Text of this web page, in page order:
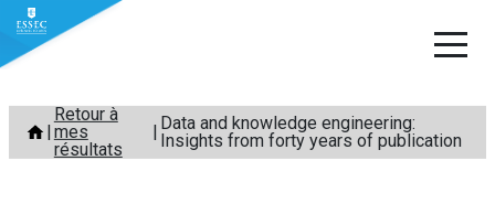
Aller
contenu
Retour à
mes
résultats
Data and knowledge engineering:
Insights from forty years of publication